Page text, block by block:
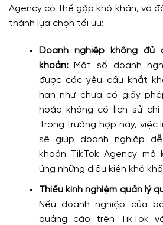
Agency có thể gặp khó khăn, và
thành lựa chọn tối ưu:
Doanh nghiệp không
khoản:Một số doanh
được các yêu cầu khắt
hạn như chưa có giấy
hoặc không có lịch sử
Trong trường hợp này, việc
sẽ giúp doanh nghiệp
khoản TikTok Agency
ứng những điều kiện khó
Thiếu kinh nghiệm quản lý
Nếu doanh nghiệp của
quảng cáo trên TikTok